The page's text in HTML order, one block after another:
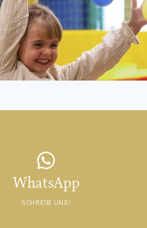
WhatsApp
SCHREIB UNS!